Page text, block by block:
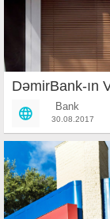
DəmirBank-ın
Bank
30.08.2017